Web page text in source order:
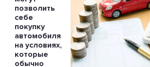
позволить
себе
покупку
автомобиля
на условиях,
которые
обычно